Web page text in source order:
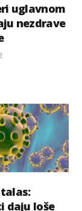
uglavnom
nezdrave
daju loše